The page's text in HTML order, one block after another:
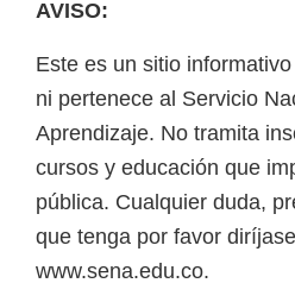
AVISO:
Este es un sitio
ni pertenece al Servicio
Aprendizaje. No tramita
cursos y educación que
pública. Cualquier duda,
que tenga por favor
www.sena.edu.co.